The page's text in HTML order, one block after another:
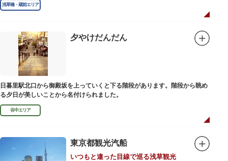
浅草橋・蔵前エリア
夕やけだんだん
日暮里駅北口から御殿坂を上っていくと下る階段があります。階段から眺め
る夕日が美しいことから名付けられました。
谷中エリア
東京都観光汽船
いつもと違った目線で巡る浅草観光